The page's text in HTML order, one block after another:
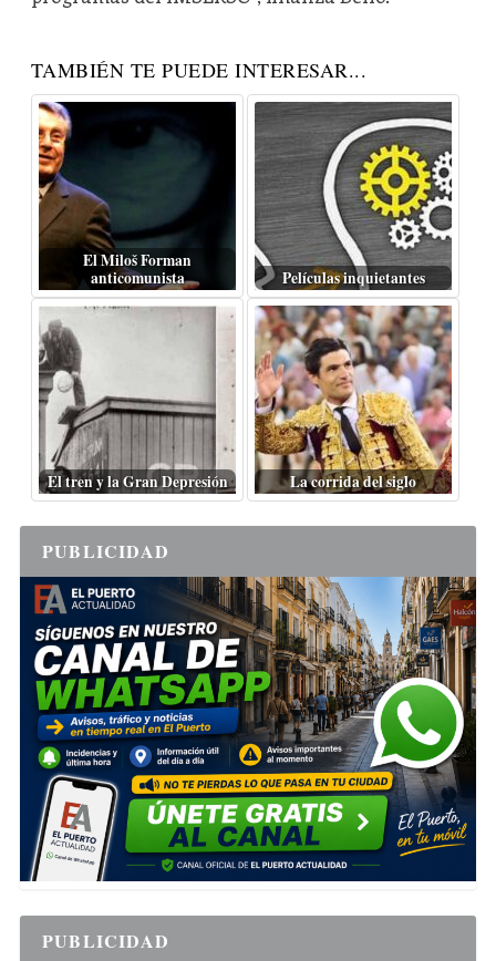
TAMBIÉN TE PUEDE INTERESAR...
El Miloš Forman
anticomunista
Películas inquietantes
El tren y la Gran Depresión La corrida del siglo
PUBLICIDAD
PUBLICIDAD